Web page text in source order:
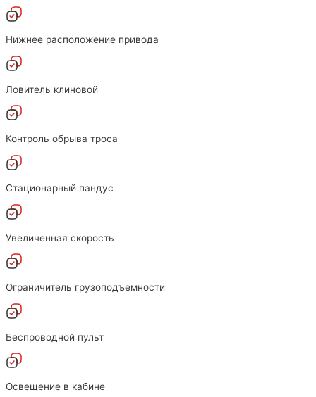
Нижнее расположение привода
Ловитель клиновой
Контроль обрыва троса
Стационарный пандус
Увеличенная скорость
Ограничитель грузоподъемности
Беспроводной пульт
Освещение в кабине